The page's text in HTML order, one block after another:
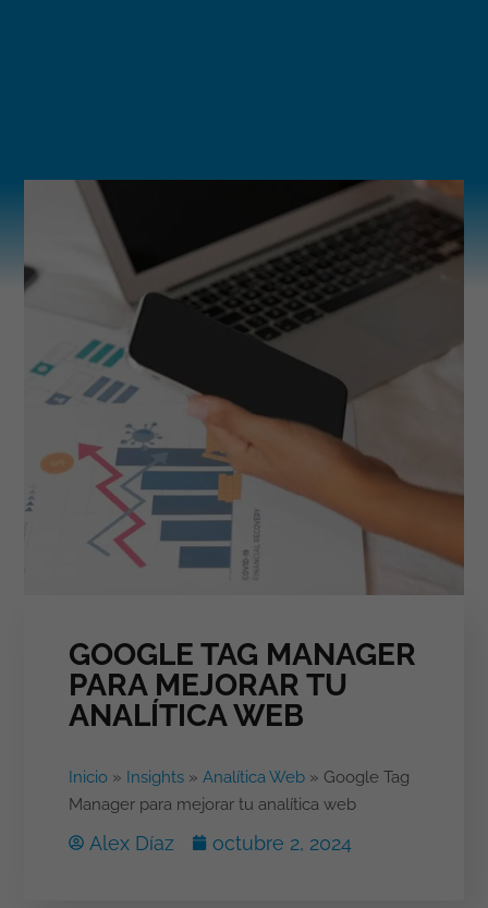
GOOGLE TAG MANAGER
PARA MEJORAR TU
ANALÍTICA WEB
Inicio» Insights» Analítica Web» Google Tag
Manager para mejorar tu analítica web
Alex Díaz octubre 2, 2024